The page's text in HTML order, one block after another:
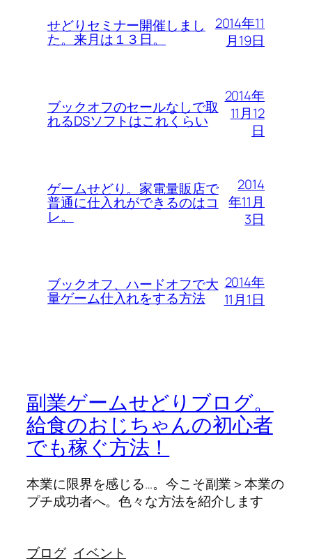
せどりセミナー開催しまし
た。来月は１３日。
2014年11
月19日
ブックオフのセールなしで取
れるDSソフトはこれくらい
2014年
11月12
日
ゲームせどり。家電量販店で
普通に仕入れができるのはコ
レ。
2014
年11月
3日
ブックオフ、ハードオフで大
量ゲーム仕入れをする方法
2014年
11月1日
副業ゲームせどりブログ。
給食のおじちゃんの初心者
でも稼ぐ方法！
本業に限界を感じる…。今こそ副業＞本業の
プチ成功者へ。色々な方法を紹介します
ブログ イベント